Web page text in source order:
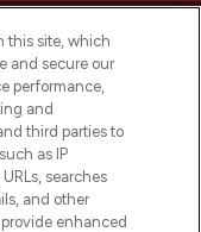
się o
niszowych i
trendach i
redakcyjne
this site, which
and secure our
performance,
and
third parties to
as IP
searches
and other
enhanced